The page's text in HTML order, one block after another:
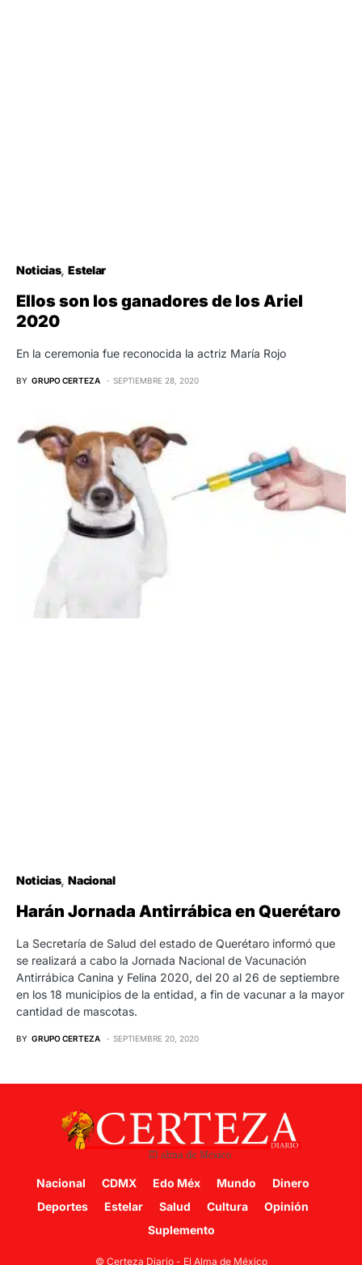
Noticias Estelar
Ellos son los ganadores de los Ariel
2020
En la ceremonia fue reconocida la actriz María Rojo
BY GRUPO CERTEZA SEPTIEMBRE 28, 2020
Noticias Nacional
Harán Jornada Antirrábica en Querétaro
La Secretaría de Salud del estado de Querétaro informó que
se realizará a cabo la Jornada Nacional de Vacunación
Antirrábica Canina y Felina 2020, del 20 al 26 de septiembre
en los 18 municipios de la entidad, a fin de vacunar a la mayor
cantidad de mascotas.
BY GRUPO CERTEZA SEPTIEMBRE 20, 2020
Nacional CDMX Edo Méx Mundo
Dinero
Deportes
Estelar Salud Cultura
Opinión
Suplemento
© Certeza Diario - El Alma de México